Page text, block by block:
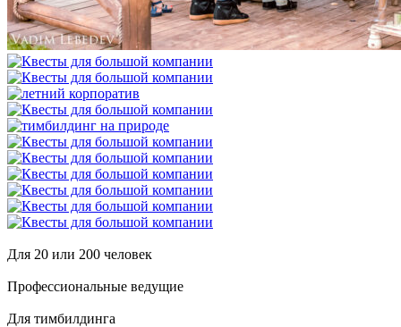
Для 20 или 200 человек
Профессиональные ведущие
Для тимбилдинга